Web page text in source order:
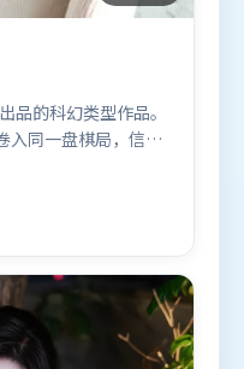
品的科幻类型作品。
入同一盘棋局，信任
度高，情绪释放与
，肖战、弗洛伦丝
、迪皮卡·帕度柯
喜欢科幻题材的观众